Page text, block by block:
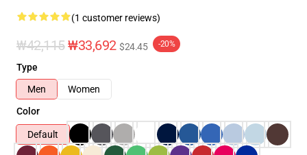
(1 customer reviews)
₩42,115₩33,692 $24.45 -20%
Type
Men
Women
Color
Default